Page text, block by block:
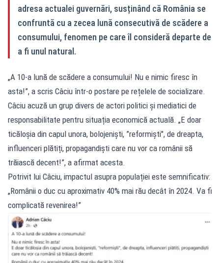
adresa actualei guvernări, susținând că România se
confruntă cu a zecea lună consecutivă de scădere a
consumului, fenomen pe care îl consideră departe de
a fi unul natural.
„A 10-a lună de scădere a consumului! Nu e nimic firesc în
asta!”, a scris Câciu într-o postare pe rețelele de socializare.
Câciu acuză un grup divers de actori politici și mediatici de
responsabilitate pentru situația economică actuală. „E doar
ticăloșia din capul unora, bolojeniști, ”reformiști", de dreapta,
influenceri plătiți, propagandiști care nu vor ca românii să
trăiască decent!”, a afirmat acesta.
Potrivit lui Câciu, impactul asupra populației este semnificativ:
„Românii o duc cu aproximativ 40% mai rău decât în 2024. Va fi
complicată revenirea!”